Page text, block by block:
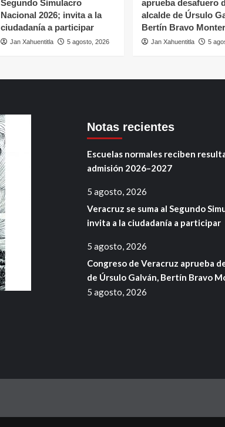
Segundo Simulacro
Nacional 2026; invita a la
ciudadanía a participar
Jan Xahuentitla 5 agosto, 2026
aprueba desafuero
alcalde de Úrsulo
Bertín Bravo
Jan Xahuentitla 5
Notas recientes
Escuelas normales reciben
admisión 2026–2027
5 agosto, 2026
Veracruz se suma al Segundo
invita a la ciudadanía a participar
5 agosto, 2026
Congreso de Veracruz aprueba
de Úrsulo Galván, Bertín Bravo
5 agosto, 2026